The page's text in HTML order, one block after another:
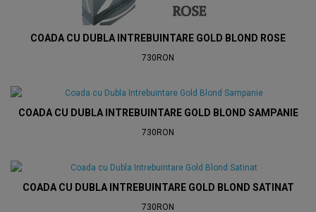
COADA CU DUBLA INTREBUINTARE GOLD BLOND ROSE
730RON
COADA CU DUBLA INTREBUINTARE GOLD BLOND SAMPANIE
730RON
COADA CU DUBLA INTREBUINTARE GOLD BLOND SATINAT
730RON